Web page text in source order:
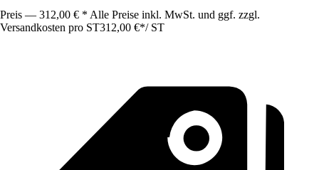
Preis — 312,00 € * Alle Preise inkl. MwSt. und ggf. zzgl.
Versandkosten pro ST312,00 €*/ ST